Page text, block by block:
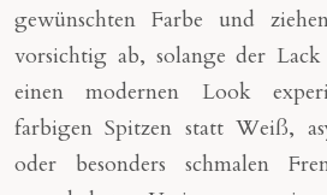
gewünschten Farbe und
vorsichtig ab, solange der
einen modernen Look
farbigen Spitzen statt Weiß,
oder besonders schmalen